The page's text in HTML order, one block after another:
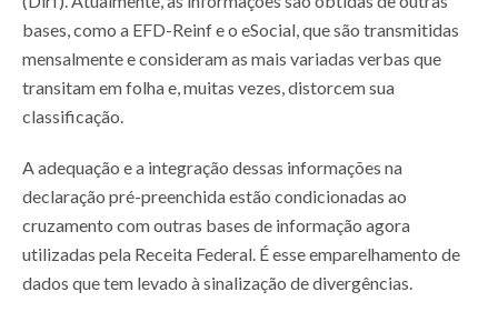
bases, como a EFD-Reinf e o eSocial, que são transmitidas
mensalmente e consideram as mais variadas verbas que
transitam em folha e, muitas vezes, distorcem sua
classificação.
A adequação e a integração dessas informações na
declaração pré-preenchida estão condicionadas ao
cruzamento com outras bases de informação agora
utilizadas pela Receita Federal. É esse emparelhamento de
dados que tem levado à sinalização de divergências.